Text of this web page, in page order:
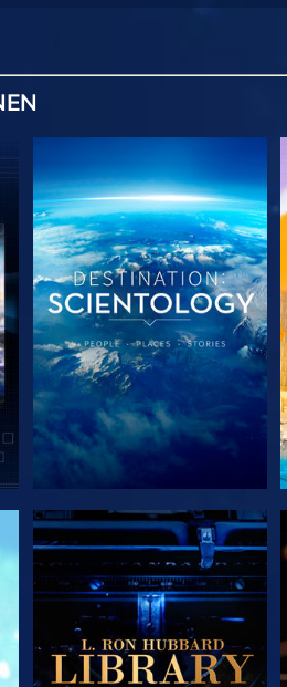
SERIE ENTDECKEN